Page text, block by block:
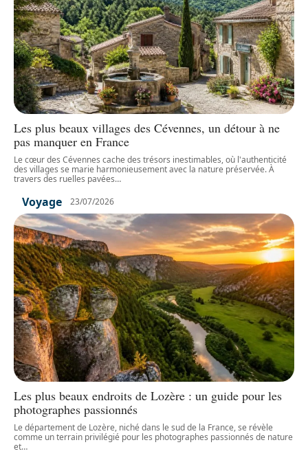
Les plus beaux villages des Cévennes, un détour à ne
pas manquer en France
Le cœur des Cévennes cache des trésors inestimables, où l'authenticité
des villages se marie harmonieusement avec la nature préservée. À
travers des ruelles pavées…
Voyage 23/07/2026
Les plus beaux endroits de Lozère : un guide pour les
photographes passionnés
Le département de Lozère, niché dans le sud de la France, se révèle
comme un terrain privilégié pour les photographes passionnés de nature
et…